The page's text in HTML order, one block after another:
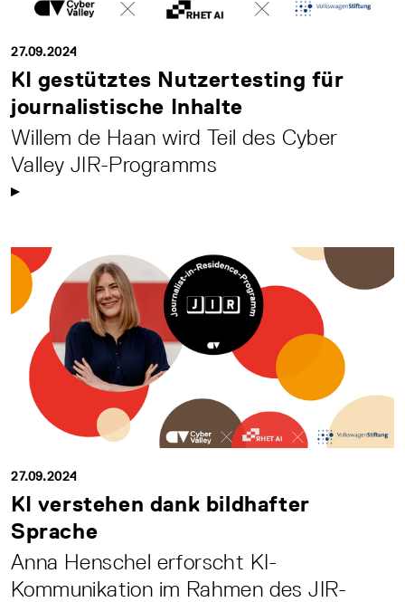
27.09.2024
KI gestütztes Nutzertesting für
journalistische Inhalte
Willem de Haan wird Teil des Cyber
Valley JIR-Programms
27.09.2024
KI verstehen dank bildhafter
Sprache
Anna Henschel erforscht KI-
Kommunikation im Rahmen des JIR-